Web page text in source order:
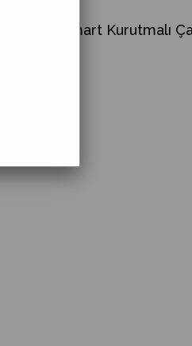
Smart Kurutmalı